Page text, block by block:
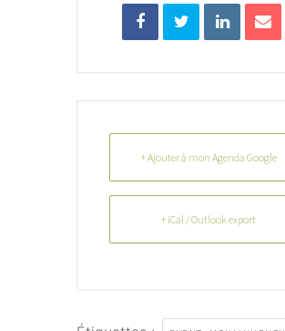
+ Ajouter à mon Agenda Google
+ iCal / Outlook export